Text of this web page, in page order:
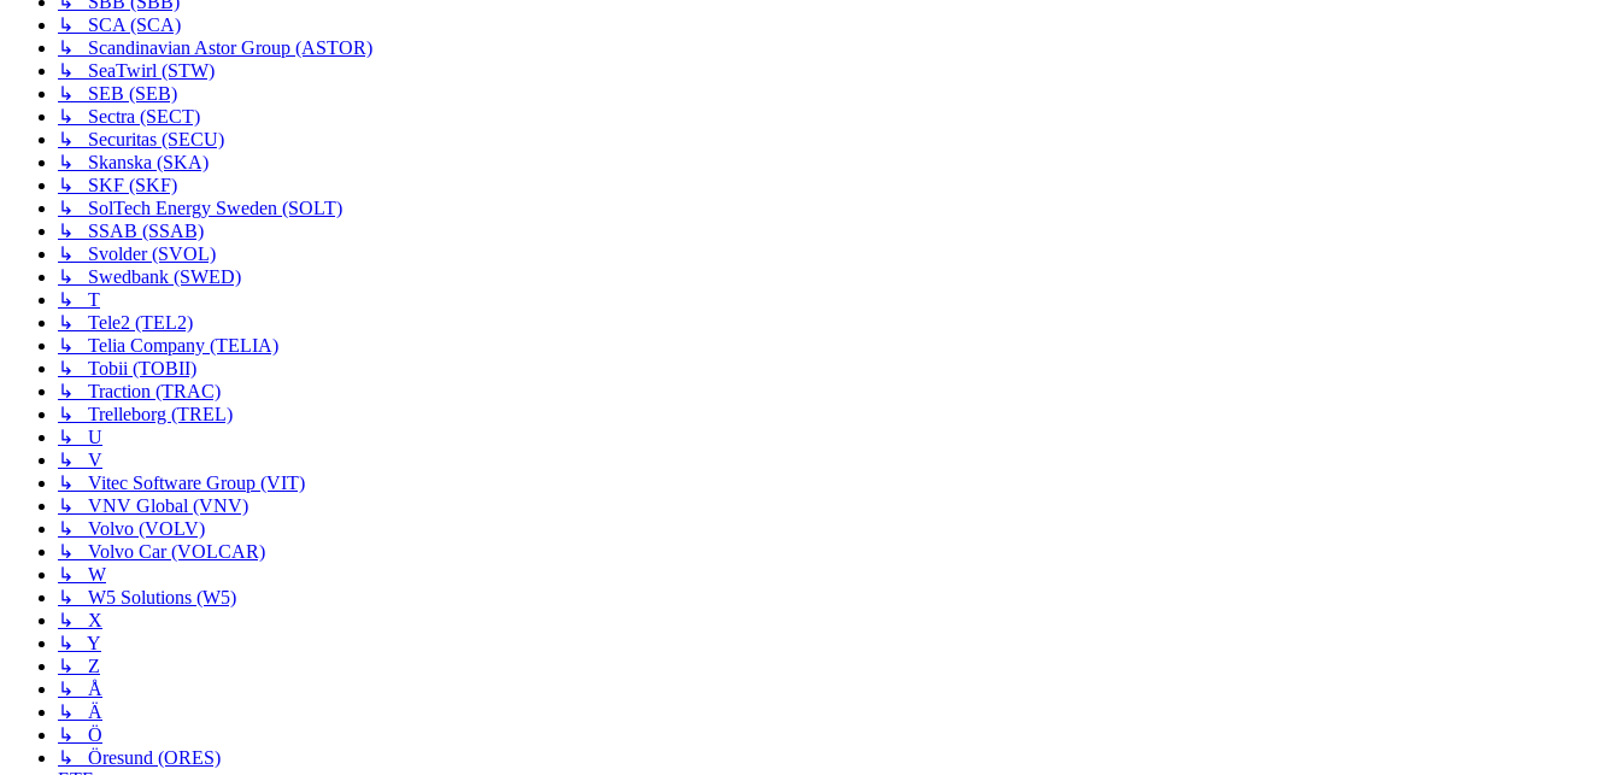
↳ SCA (SCA)
↳ Scandinavian Astor Group (ASTOR)
↳ SeaTwirl (STW)
↳ SEB (SEB)
↳ Sectra (SECT)
↳ Securitas (SECU)
↳ Skanska (SKA)
↳ SKF (SKF)
↳ SolTech Energy Sweden (SOLT)
↳ SSAB (SSAB)
↳ Svolder (SVOL)
↳ Swedbank (SWED)
↳ T
↳ Tele2 (TEL2)
↳ Telia Company (TELIA)
↳ Tobii (TOBII)
↳ Traction (TRAC)
↳ Trelleborg (TREL)
↳ U
↳ V
↳ Vitec Software Group (VIT)
↳ VNV Global (VNV)
↳ Volvo (VOLV)
↳ Volvo Car (VOLCAR)
↳ W
↳ W5 Solutions (W5)
↳ X
↳ Y
↳ Z
↳ Å
↳ Ä
↳ Ö
↳ Öresund (ORES)